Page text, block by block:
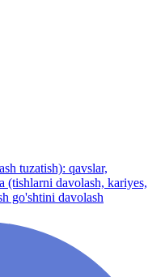
tuzatish): qavslar,
(tishlarni davolash, kariyes,
go'shtini davolash